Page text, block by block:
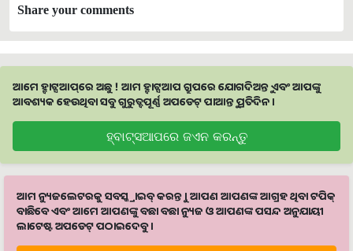
Share your comments
ଆମେ ହ୍ବାଟ୍ସଆପ୍‌ରେ ଅଛୁ ! ଆମ ହ୍ବାଟ୍ସଆପ ଗ୍ରୁପରେ ଯୋଗଦିଅନ୍ତୁ ଏବଂ ଆପଙ୍କୁ
ଆବଶ୍ୟକ ହେଉଥିବା ସବୁ ଗୁରୁତ୍ବପୂର୍ଣ୍ଣ ଅପଡେଟ୍‌ ପାଆନ୍ତୁ ପ୍ରତିଦିନ ।
ହ୍ବାଟ୍ସଆପରେ ଜଏନ କରନ୍ତୁ
ଆମ ନ୍ୟୁଜଲେଟରକୁ ସବସ୍କ୍ରାଇବ୍ କରନ୍ତୁ । ଆପଣ ଆପଣଙ୍କ ଆଗ୍ରହ ଥିବା ଟପିକ୍‌
ବାଛିବେ ଏବଂ ଆମେ ଆପଣଙ୍କୁ ବଛା ବଛା ନ୍ୟୁଜ ଓ ଆପଣଙ୍କ ପସନ୍ଦ ଅନୁଯାୟୀ
ଲାଟେଷ୍ଟ ଅପଡେଟ୍‌ ପଠାଇଦେବୁ ।